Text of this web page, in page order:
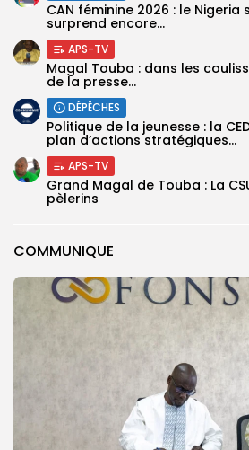
COMMUNIQUE
‎CAN féminine 2026 : le
surprend encore...
APS-TV
Magal Touba : dans les
de la presse...
DÉPÊCHES
Politique de la jeunesse : la
plan d’actions stratégiques...
APS-TV
Grand Magal de Touba : La
pèlerins